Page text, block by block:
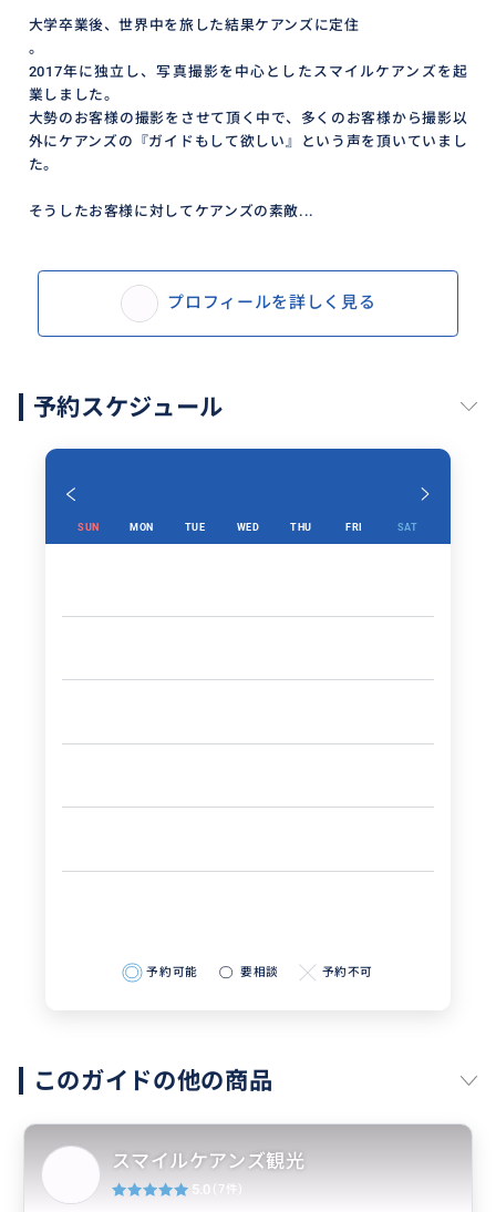
大学卒業後、世界中を旅した結果ケアンズに定住
。
2017年に独立し、写真撮影を中心としたスマイルケアンズを起
業しました。
大勢のお客様の撮影をさせて頂く中で、多くのお客様から撮影以
外にケアンズの『ガイドもして欲しい』という声を頂いていまし
た。
そうしたお客様に対してケアンズの素敵...
プロフィールを詳しく見る
予約スケジュール
SUN MON TUE WED THU FRI SAT
予約可能 要相談 予約不可
このガイドの他の商品
スマイルケアンズ観光
5.0 (7件)